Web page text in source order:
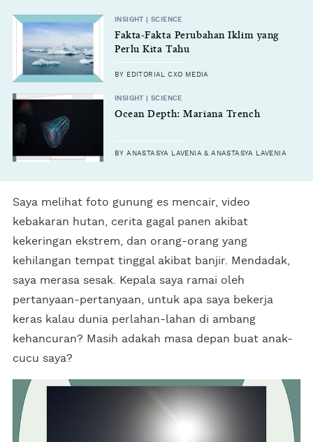
INSIGHT | SCIENCE
Fakta-Fakta Perubahan Iklim yang
Perlu Kita Tahu
BY EDITORIAL CXO MEDIA
INSIGHT | SCIENCE
Ocean Depth: Mariana Trench
BY ANASTASYA LAVENIA & ANASTASYA LAVENIA
Saya melihat foto gunung es mencair, video
kebakaran hutan, cerita gagal panen akibat
kekeringan ekstrem, dan orang-orang yang
kehilangan tempat tinggal akibat banjir. Mendadak,
saya merasa sesak. Kepala saya ramai oleh
pertanyaan-pertanyaan, untuk apa saya bekerja
keras kalau dunia perlahan-lahan di ambang
kehancuran? Masih adakah masa depan buat anak-
cucu saya?